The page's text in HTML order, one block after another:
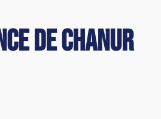
de Chanur